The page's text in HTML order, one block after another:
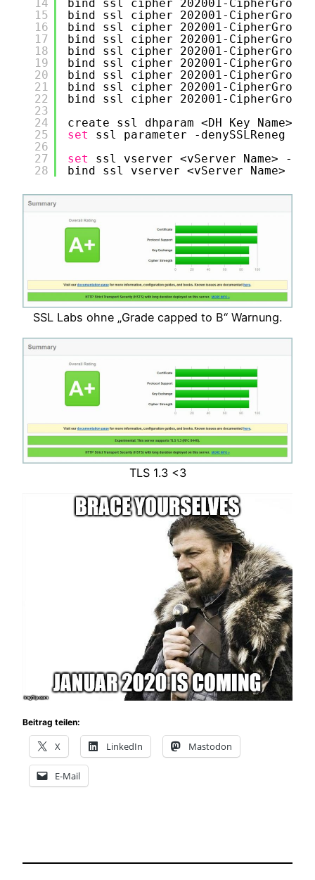
14
15
16
17
18
19
20
21
22
23
24
25
26
27
28
bind ssl cipher 202001-CipherGroup -
bind ssl cipher 202001-CipherGroup -
bind ssl cipher 202001-CipherGroup -
bind ssl cipher 202001-CipherGroup -
bind ssl cipher 202001-CipherGroup -
bind ssl cipher 202001-CipherGroup -
bind ssl cipher 202001-CipherGroup -
bind ssl cipher 202001-CipherGroup -
bind ssl cipher 202001-CipherGroup -
create ssl dhparam <DH Key Name>
set
ssl parameter -denySSLReneg
set
ssl vserver <vServer Name> -ssl3
bind ssl vserver <vServer Name> -
SSL Labs ohne „Grade capped to B“ Warnung.
TLS 1.3 <3
Beitrag teilen:
X LinkedIn Mastodon
E-Mail